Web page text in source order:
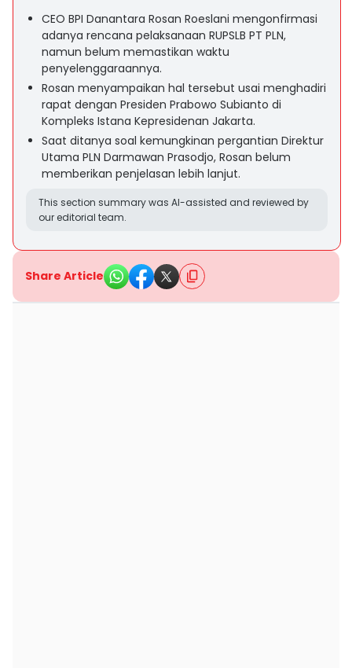
CEO BPI Danantara Rosan Roeslani mengonfirmasi
adanya rencana pelaksanaan RUPSLB PT PLN,
namun belum memastikan waktu
penyelenggaraannya.
Rosan menyampaikan hal tersebut usai menghadiri
rapat dengan Presiden Prabowo Subianto di
Kompleks Istana Kepresidenan Jakarta.
Saat ditanya soal kemungkinan pergantian Direktur
Utama PLN Darmawan Prasodjo, Rosan belum
memberikan penjelasan lebih lanjut.
This section summary was AI-assisted and reviewed by
our editorial team.
Share Article